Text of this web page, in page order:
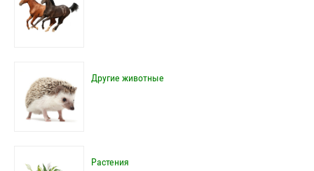
Другие животные
Растения